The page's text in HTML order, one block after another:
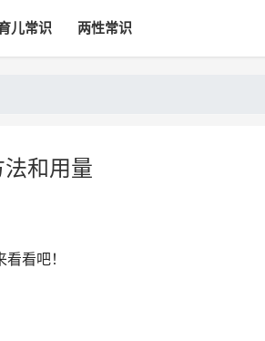
儿常识 两性常识
和用量
看吧！